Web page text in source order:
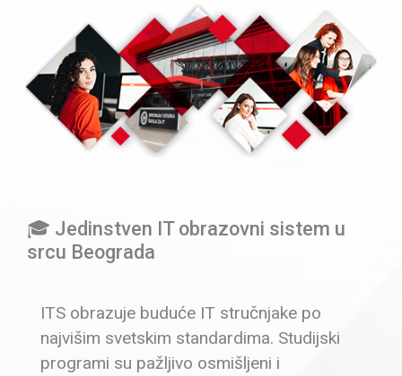
🎓 Jedinstven IT obrazovni sistem u
srcu Beograda
ITS obrazuje buduće IT stručnjake po
najvišim svetskim standardima. Studijski
programi su pažljivo osmišljeni i